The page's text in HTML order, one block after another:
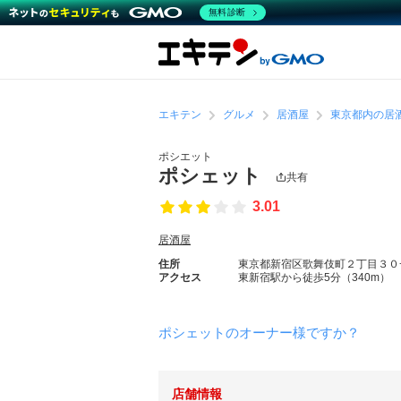
エキテン グルメ 居酒屋 東京都内の居
ポシエット
ポシェット 共有
3.01
居酒屋
住所
東京都新宿区歌舞伎町２丁目３
アクセス
東新宿駅から徒歩5分（340m）
ポシェットのオーナー様ですか？
店舗情報
無料診断